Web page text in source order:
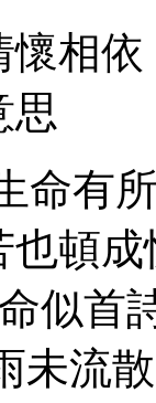
相依
思
命有
頓成
似首
未流散